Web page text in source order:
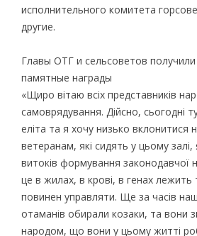
исполнительного комитета
другие.
Главы ОТГ и сельсоветов
памятные награды
«Щиро вітаю всіх представників
самоврядування. Дійсно, сьогодні
еліта та я хочу низько
ветеранам, які сидять у цьому залі,
витоків формування законодавчої
це в жилах, в крові, в генах
повинен управляти. Ще за часів
отаманів обирали козаки, та вони
народом, що вони у цьому житті